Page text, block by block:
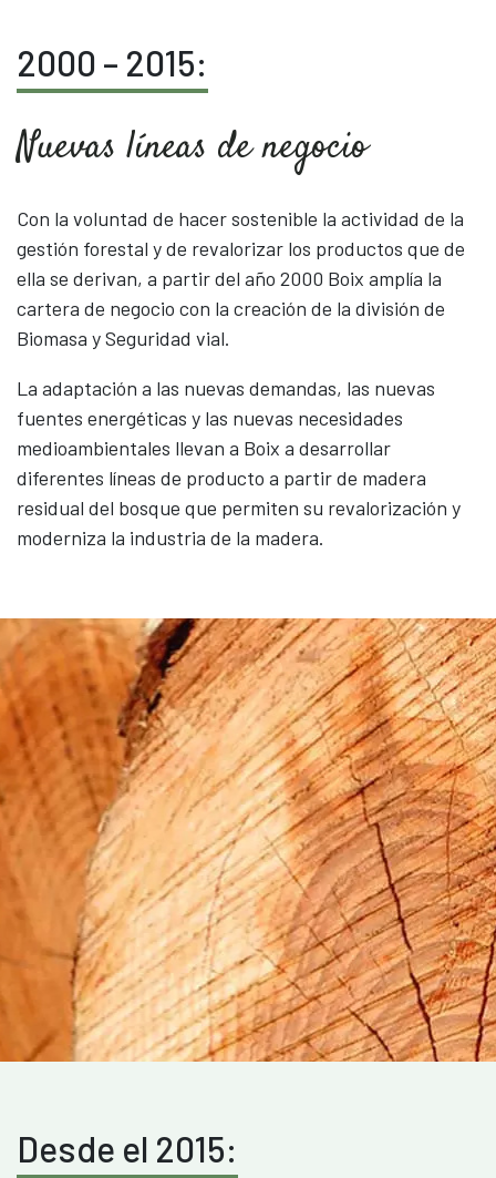
2000 – 2015:
Nuevas líneas de negocio
Con la voluntad de hacer sostenible la actividad de la
gestión forestal y de revalorizar los productos que de
ella se derivan, a partir del año 2000 Boix amplía la
cartera de negocio con la creación de la división de
Biomasa y Seguridad vial.
La adaptación a las nuevas demandas, las nuevas
fuentes energéticas y las nuevas necesidades
medioambientales llevan a Boix a desarrollar
diferentes líneas de producto a partir de madera
residual del bosque que permiten su revalorización y
moderniza la industria de la madera.
Desde el 2015: